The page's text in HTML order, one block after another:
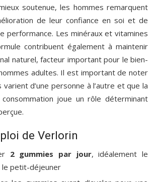
soutenue, les hommes remarquent
de leur confiance en soi et de
performance. Les minéraux et vitamines
contribuent également à maintenir
naturel, facteur important pour le bien-
adultes. Il est important de noter
d’une personne à l’autre et que la
joue un rôle déterminant
de Verlorin
2 gummies par jour, idéalement le
le petit-déjeuner